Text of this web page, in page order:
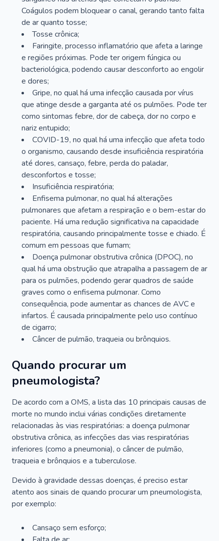
Coágulos podem bloquear o canal, gerando tanto falta
de ar quanto tosse;
Tosse crônica;
Faringite, processo inflamatório que afeta a laringe
e regiões próximas. Pode ter origem fúngica ou
bacteriológica, podendo causar desconforto ao engolir
e dores;
Gripe, no qual há uma infecção causada por vírus
que atinge desde a garganta até os pulmões. Pode ter
como sintomas febre, dor de cabeça, dor no corpo e
nariz entupido;
COVID-19, no qual há uma infecção que afeta todo
o organismo, causando desde insuficiência respiratória
até dores, cansaço, febre, perda do paladar,
desconfortos e tosse;
Insuficiência respiratória;
Enfisema pulmonar, no qual há alterações
pulmonares que afetam a respiração e o bem-estar do
paciente. Há uma redução significativa na capacidade
respiratória, causando principalmente tosse e chiado. É
comum em pessoas que fumam;
Doença pulmonar obstrutiva crônica (DPOC), no
qual há uma obstrução que atrapalha a passagem de ar
para os pulmões, podendo gerar quadros de saúde
graves como o enfisema pulmonar. Como
consequência, pode aumentar as chances de AVC e
infartos. É causada principalmente pelo uso contínuo
de cigarro;
Câncer de pulmão, traqueia ou brônquios.
Quando procurar um
pneumologista?
De acordo com a OMS, a lista das 10 principais causas de
morte no mundo inclui várias condições diretamente
relacionadas às vias respiratórias: a doença pulmonar
obstrutiva crônica, as infecções das vias respiratórias
inferiores (como a pneumonia), o câncer de pulmão,
traqueia e brônquios e a tuberculose.
Devido à gravidade dessas doenças, é preciso estar
atento aos sinais de quando procurar um pneumologista,
por exemplo:
Cansaço sem esforço;